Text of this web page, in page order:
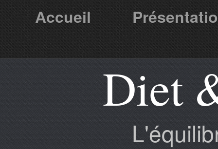
Accueil
Partenaires Diet